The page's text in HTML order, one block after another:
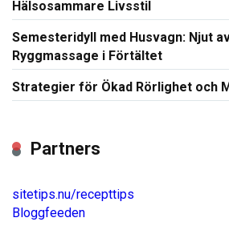
Hälsosammare Livsstil
Semesteridyll med Husvagn: Njut
Ryggmassage i Förtältet
Strategier för Ökad Rörlighet och
Partners
sitetips.nu/recepttips
Bloggfeeden